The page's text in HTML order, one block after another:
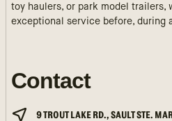
toy haulers, or park model trailers,
exceptional service before, during
Contact
9 TROUT LAKE RD., SAULT STE.